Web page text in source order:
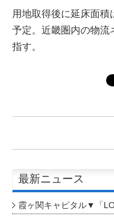
用地取得後に延床面
予定。近畿圏内の物流
指す。
最新ニュース
霞ヶ関キャピタル▼「